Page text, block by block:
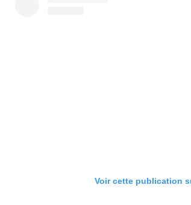
Voir cette publication